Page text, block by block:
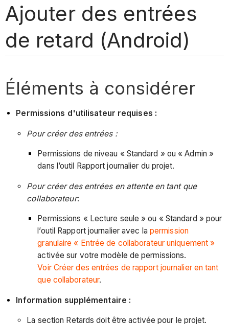
Ajouter des entrées
de retard (Android)
Éléments à considérer
Permissions d'utilisateur requises :
Pour créer des entrées :
Permissions de niveau « Standard » ou « Admin »
dans l’outil Rapport journalier du projet.
Pour créer des entrées en attente en tant que
collaborateur:
Permissions « Lecture seule » ou « Standard » pour
l’outil Rapport journalier avec la permission
granulaire « Entrée de collaborateur uniquement »
activée sur votre modèle de permissions.
Voir Créer des entrées de rapport journalier en tant
que collaborateur.
Information supplémentaire :
La section Retards doit être activée pour le projet.